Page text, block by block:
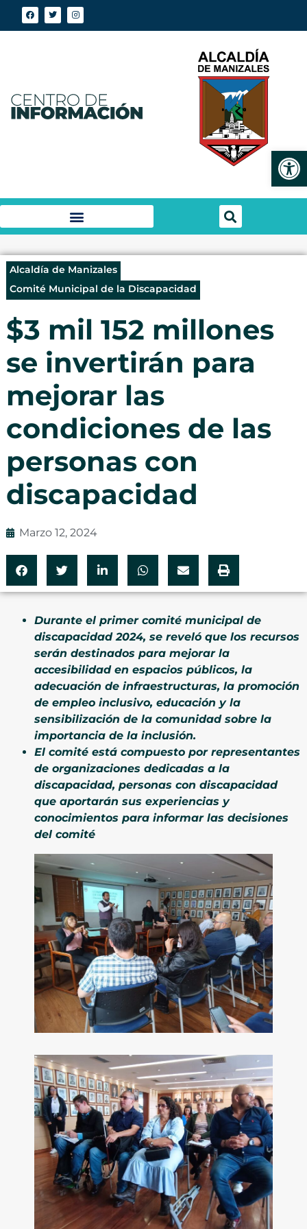
Alcaldía de Manizales
Comité Municipal de la Discapacidad
$3 mil 152 millones
se invertirán para
mejorar las
condiciones de las
personas con
discapacidad
Marzo 12, 2024
Durante el primer comité municipal de
discapacidad 2024, se reveló que los recursos
serán destinados para mejorar la
accesibilidad en espacios públicos, la
adecuación de infraestructuras, la promoción
de empleo inclusivo, educación y la
sensibilización de la comunidad sobre la
importancia de la inclusión.
El comité está compuesto por representantes
de organizaciones dedicadas a la
discapacidad, personas con discapacidad
que aportarán sus experiencias y
conocimientos para informar las decisiones
del comité